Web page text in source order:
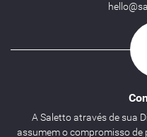
A Saletto através de sua
assumem o compromisso de